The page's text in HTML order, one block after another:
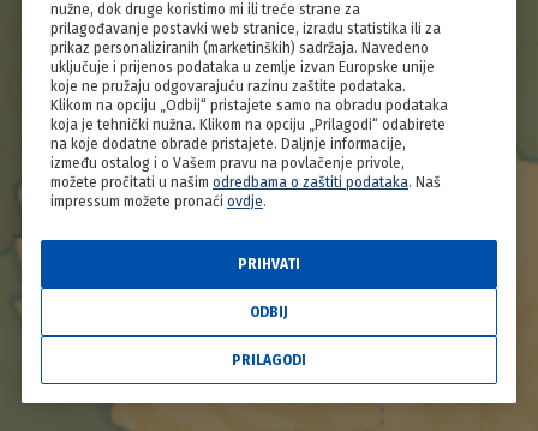
Hrvatska je kuhinja raznolika koliko i njezina
prirodna bogatstva. Pođi na ovo virtualno
putovanje Lijepom Našom i otkrij tajne
najukusnijih domaćih recepata.
UPOZNAJ OKUSE ZAVIČAJA
nužne, dok druge koristimo mi ili treće strane za
prilagođavanje postavki web stranice, izradu statistika ili za
prikaz personaliziranih (marketinških) sadržaja. Navedeno
uključuje i prijenos podataka u zemlje izvan Europske unije
koje ne pružaju odgovarajuću razinu zaštite podataka.
Klikom na opciju „Odbij“ pristajete samo na obradu podataka
koja je tehnički nužna. Klikom na opciju „Prilagodi“ odabirete
na koje dodatne obrade pristajete. Daljnje informacije,
između ostalog i o Vašem pravu na povlačenje privole,
možete pročitati u našim odredbama o zaštiti podataka. Naš
impressum možete pronaći ovdje.
ODBIJ
PRIHVATI
PRILAGODI